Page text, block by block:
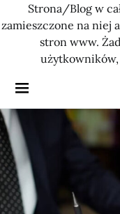
Strona/Blog w
zamieszczone na niej
stron www.
użytkowników,